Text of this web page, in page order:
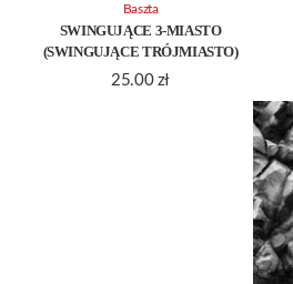
SWINGUJĄCE 3-MIASTO
(SWINGUJĄCE TRÓJMIASTO)
25.00 zł
Baszta